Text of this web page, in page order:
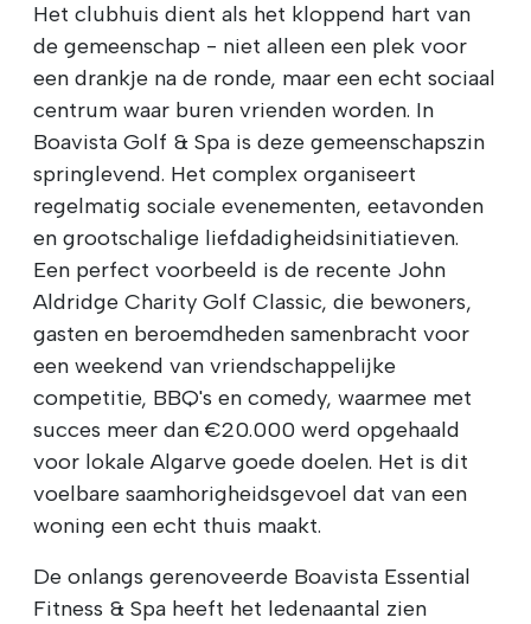
Het clubhuis dient als het kloppend hart van
de gemeenschap - niet alleen een plek voor
een drankje na de ronde, maar een echt sociaal
centrum waar buren vrienden worden. In
Boavista Golf & Spa is deze gemeenschapszin
springlevend. Het complex organiseert
regelmatig sociale evenementen, eetavonden
en grootschalige liefdadigheidsinitiatieven.
Een perfect voorbeeld is de recente John
Aldridge Charity Golf Classic, die bewoners,
gasten en beroemdheden samenbracht voor
een weekend van vriendschappelijke
competitie, BBQ's en comedy, waarmee met
succes meer dan €20.000 werd opgehaald
voor lokale Algarve goede doelen. Het is dit
voelbare saamhorigheidsgevoel dat van een
woning een echt thuis maakt.
De onlangs gerenoveerde Boavista Essential
Fitness & Spa heeft het ledenaantal zien